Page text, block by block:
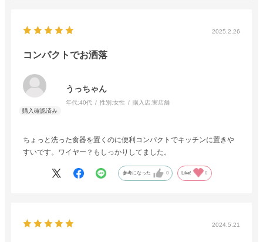
水受けも吸収力のある材質で汚れにくく、お手入れが以前より楽に
買ってよかったです！（:♡' v '♡:）
2025.2.26
コンパクトでお洒落
うっちゃん
年代:40代 性別:女性 購入店:実店舗
ちょっと洗った食器を置くのに便利コンパクトでキッチンに置きや
すいです。ワイヤー？もしっかりしてました。
参考になった 0 Like! 0
2024.5.21